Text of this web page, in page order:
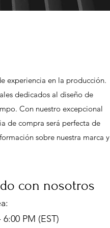
experiencia en la producción.
dedicados al diseño de
Con nuestro excepcional
de compra será perfecta de
sobre nuestra marca y
con nosotros
:
PM (EST)